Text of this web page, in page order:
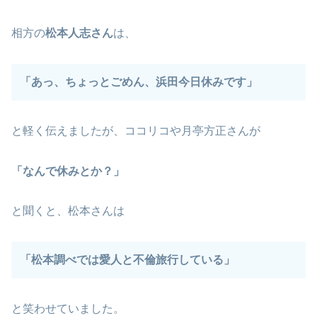
相方の松本人志さんは、
「あっ、ちょっとごめん、浜田今日休みです」
と軽く伝えましたが、ココリコや月亭方正さんが
「なんで休みとか？」
と聞くと、松本さんは
「松本調べでは愛人と不倫旅行している」
と笑わせていました。